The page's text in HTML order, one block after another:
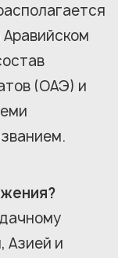
(ОАЭ) и
Азией и